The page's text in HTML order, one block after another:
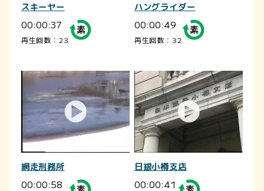
スキーヤー
00:00:37
再生回数：23
ハングライダー
00:00:49
再生回数：32
網走刑務所
00:00:58
日銀小樽支店
00:00:41